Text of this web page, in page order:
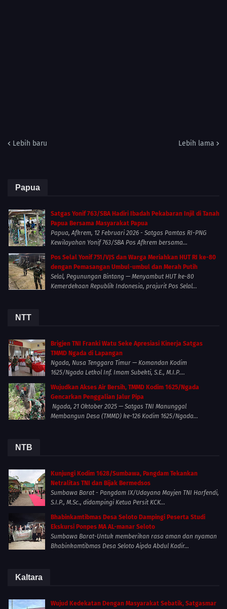
Lebih baru Lebih lama
Papua
Satgas Yonif 763/SBA Hadiri Ibadah Pekabaran Injil di Tanah
Papua Bersama Masyarakat Papua
Papua, Afkrem, 12 Februari 2026 - Satgas Pamtas RI-PNG
Kewilayahan Yonif 763/SBA Pos Afkrem bersama...
Pos Selal Yonif 751/VJS dan Warga Meriahkan HUT RI ke-80
dengan Pemasangan Umbul-umbul dan Merah Putih
Selal, Pegunungan Bintang — Menyambut HUT ke-80
Kemerdekaan Republik Indonesia, prajurit Pos Selal...
NTT
Brigjen TNI Franki Watu Seke Apresiasi Kinerja Satgas
TMMD Ngada di Lapangan
Ngada, Nusa Tenggara Timur — Komandan Kodim
1625/Ngada Letkol Inf. Imam Subekti, S.E., M.I.P....
Wujudkan Akses Air Bersih, TMMD Kodim 1625/Ngada
Gencarkan Penggalian Jalur Pipa
Ngada, 21 Oktober 2025 — Satgas TNI Manunggal
Membangun Desa (TMMD) ke-126 Kodim 1625/Ngada...
NTB
Kunjungi Kodim 1628/Sumbawa, Pangdam Tekankan
Netralitas TNI dan Bijak Bermedsos
Sumbawa Barat - Pangdam IX/Udayana Mayjen TNI Harfendi,
S.I.P., M.Sc., didampingi Ketua Persit KCK...
Bhabinkamtibmas Desa Seloto Dampingi Peserta Studi
Ekskursi Ponpes MA AL-manar Seloto
Sumbawa Barat-Untuk memberikan rasa aman dan nyaman
Bhabinkamtibmas Desa Seloto Aipda Abdul Kadir...
Kaltara
Wujud Kedekatan Dengan Masyarakat Sebatik, Satgasmar